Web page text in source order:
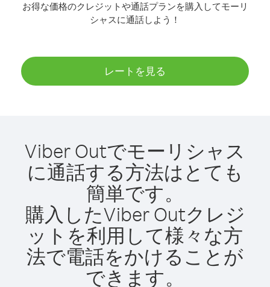
お得な価格のクレジットや通話プランを購入してモーリ
シャスに通話しよう！
レートを見る
Viber Outでモーリシャス
に通話する方法はとても
簡単です。
購入したViber Outクレジ
ットを利用して様々な方
法で電話をかけることが
できます。